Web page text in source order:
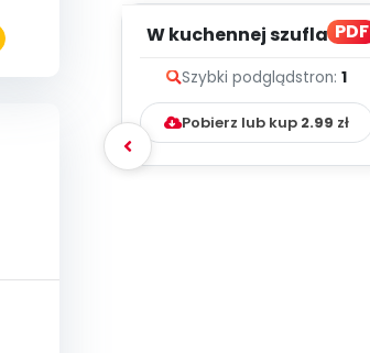
PDF
W kuchennej szufladzie
Szybki podglądstron: 1
Pobierz lub kup 2.99 zł